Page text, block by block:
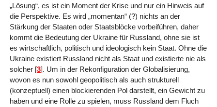
„Lösung“, es ist ein Moment der Krise und nur ein Hinweis auf
die Perspektive. Es wird „momentan“ (?) nichts an der
Stärkung der Staaten oder Staatsblöcke vorbeiführen, daher
kommt die Bedeutung der Ukraine für Russland, ohne sie ist
es wirtschaftlich, politisch und ideologisch kein Staat. Ohne die
Ukraine existiert Russland nicht als Staat und existierte nie als
solcher [3]. Um in der Rekonfiguration der Globalisierung,
wovon es nun sowohl geopolitisch als auch strukturell
(konzeptuell) einen blockierenden Pol darstellt, ein Gewicht zu
haben und eine Rolle zu spielen, muss Russland dem Fluch